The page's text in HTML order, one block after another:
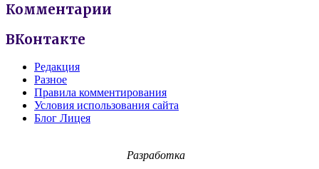
Комментарии
ВКонтакте
Редакция
Разное
Правила комментирования
Условия использования сайта
Блог Лицея
Разработка